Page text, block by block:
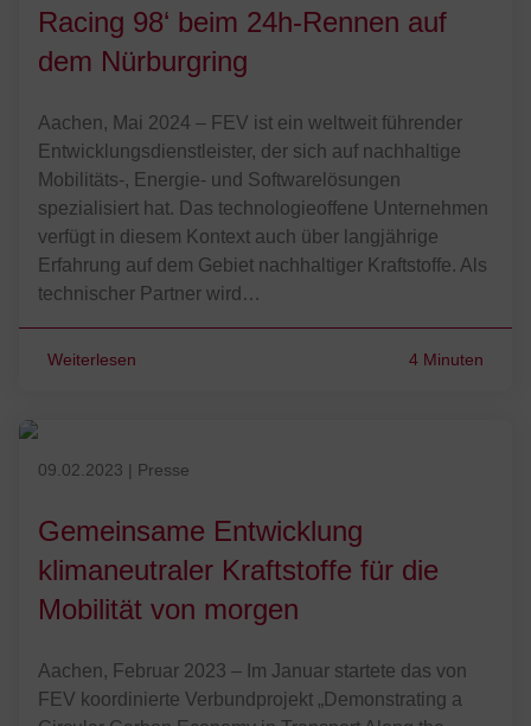
Racing 98‘ beim 24h-Rennen auf
dem Nürburgring
Aachen, Mai 2024 – FEV ist ein weltweit führender
Entwicklungsdienstleister, der sich auf nachhaltige
Mobilitäts-, Energie- und Softwarelösungen
spezialisiert hat. Das technologieoffene Unternehmen
verfügt in diesem Kontext auch über langjährige
Erfahrung auf dem Gebiet nachhaltiger Kraftstoffe. Als
technischer Partner wird…
Weiterlesen 4 Minuten
Veröffentlicht am 09.02.2023
09.02.2023 | Presse
Gemeinsame Entwicklung
klimaneutraler Kraftstoffe für die
Mobilität von morgen
Aachen, Februar 2023 – Im Januar startete das von
FEV koordinierte Verbundprojekt „Demonstrating a